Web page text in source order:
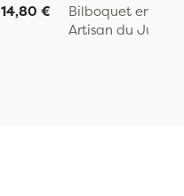
14,80 €
Bilboquet en
Artisan du Jura